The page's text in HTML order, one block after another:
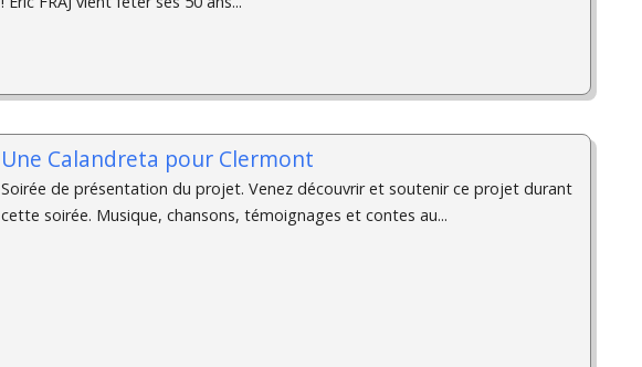
Une Calandreta pour Clermont
Soirée de présentation du projet. Venez découvrir et soutenir ce projet durant
cette soirée. Musique, chansons, témoignages et contes au...